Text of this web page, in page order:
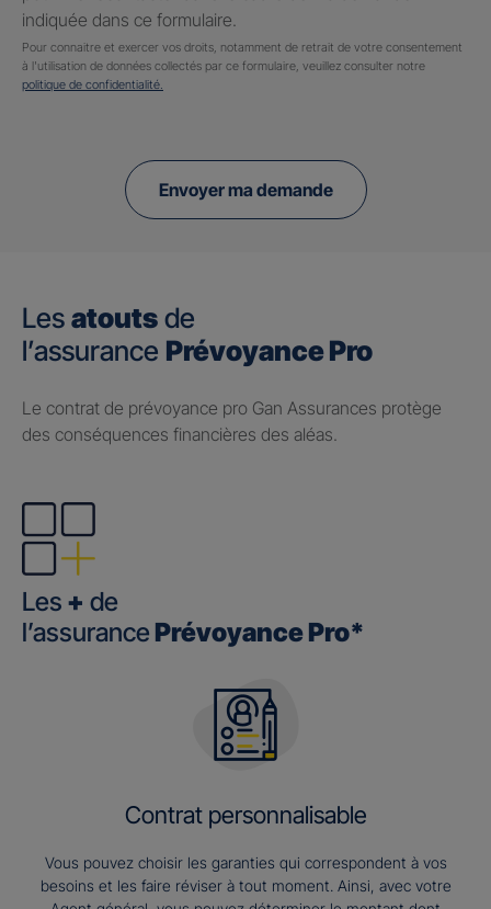
indiquée dans ce formulaire.
Pour connaitre et exercer vos droits, notamment de retrait de votre consentement
à l'utilisation de données collectés par ce formulaire, veuillez consulter notre
politique de confidentialité.
Envoyer ma demande
Les atouts de
l’assurance Prévoyance Pro
Le contrat de prévoyance pro Gan Assurances protège
des conséquences financières des aléas.
Les + de
l’assurance Prévoyance Pro*
Contrat personnalisable
Vous pouvez choisir les garanties qui correspondent à vos
besoins et les faire réviser à tout moment. Ainsi, avec votre